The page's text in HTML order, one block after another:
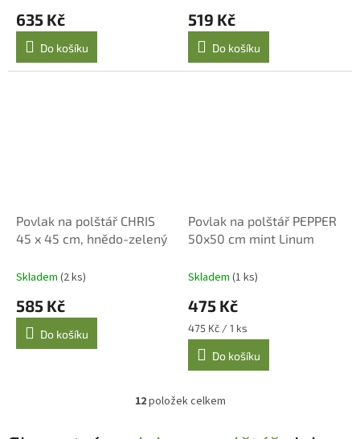
635 Kč
Do košíku
519 Kč
Do košíku
Povlak na polštář CHRIS
45 x 45 cm, hnědo-zelený
Skladem (2 ks)
585 Kč
Do košíku
Povlak na polštář PEPPER
50x50 cm mint Linum
Skladem (1 ks)
475 Kč
Měrná
cena:
475 Kč / 1 ks
Do košíku
O
12položek celkem